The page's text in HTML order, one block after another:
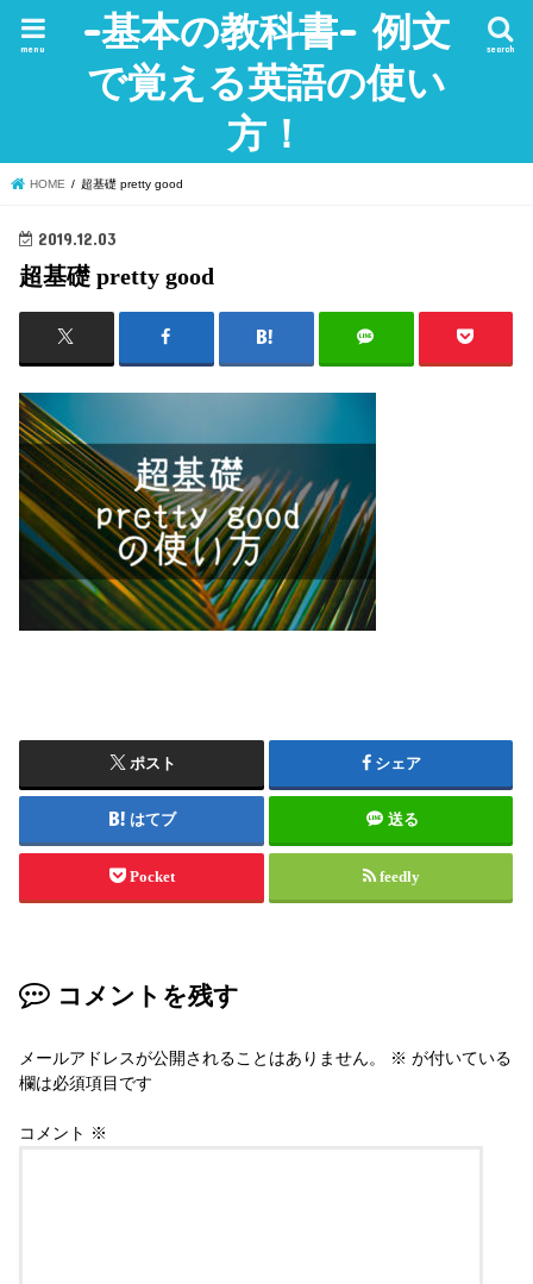
-基本の教科書- 例文
で覚える英語の使い
方！
search
menu
HOME 超基礎 pretty good
2019.12.03
超基礎 pretty good
ポスト シェア
はてブ 送る
Pocket feedly
コメントを残す
メールアドレスが公開されることはありません。 ※ が付いている
欄は必須項目です
コメント ※